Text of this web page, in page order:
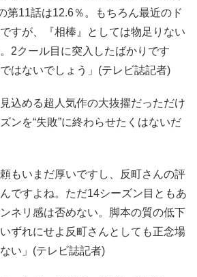
第11話は12.6％。もちろん最近のド
すが、『相棒』としては物足りない
2クール目に突入したばかりです
はないでしょう」(テレビ誌記者)
込める超人気作の大抜擢だっただけ
ンを“失敗”に終わらせたくはないだ
もいまだ厚いですし、反町さんの評
ですよね。ただ14シーズン目ともあ
ネリ感は否めない。脚本の質の低下
ずれにせよ反町さんとしても正念場
い」(テレビ誌記者)